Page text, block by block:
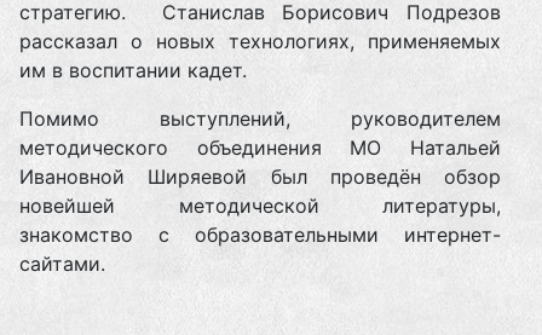
стратегию. Станислав Борисович Подрезов
рассказал о новых технологиях, применяемых
им в воспитании кадет.
Помимо выступлений, руководителем
методического объединения МО Натальей
Ивановной Ширяевой был проведён обзор
новейшей методической литературы,
знакомство с образовательными интернет-
сайтами.